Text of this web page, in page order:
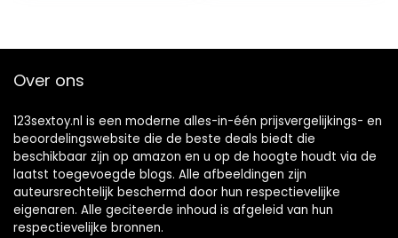
Over ons
123sextoy.nl is een moderne alles-in-één prijsvergelijkings- en
beoordelingswebsite die de beste deals biedt die
beschikbaar zijn op amazon en u op de hoogte houdt via de
laatst toegevoegde blogs. Alle afbeeldingen zijn
auteursrechtelijk beschermd door hun respectievelijke
eigenaren. Alle geciteerde inhoud is afgeleid van hun
respectievelijke bronnen.